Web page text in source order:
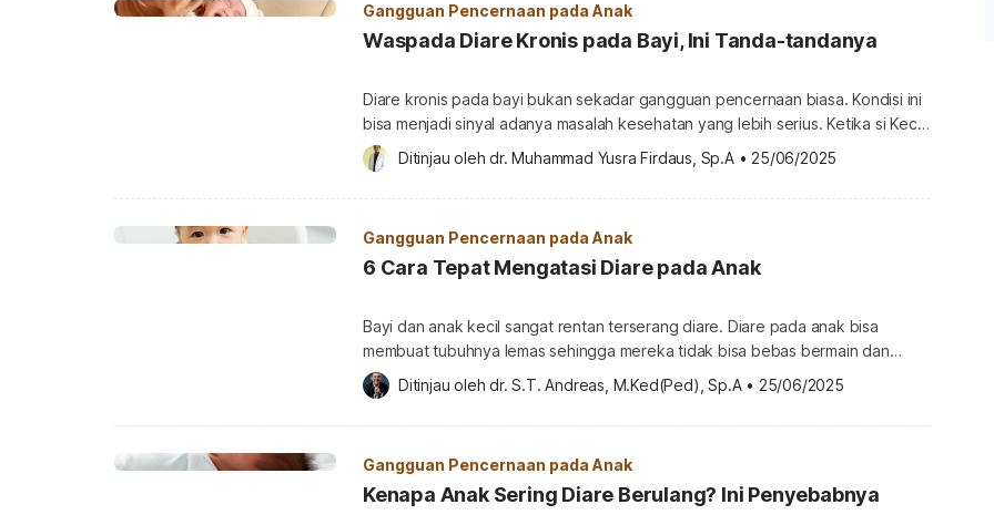
Gangguan Pencernaan pada Anak
Waspada Diare Kronis pada Bayi, Ini Tanda-tandanya
Diare kronis pada bayi bukan sekadar gangguan pencernaan biasa. Kondisi ini
bisa menjadi sinyal adanya masalah kesehatan yang lebih serius. Ketika si Kecil
terus mengalami buang air besar encer selama lebih dari dua minggu, orangtua
harus waspada. Bukan hanya karena risiko dehidrasi yang tinggi, tetapi juga
karena diare kronis dapat memengaruhi pertumbuhan dan perkembangan bayi
Ditinjau oleh dr. Muhammad Yusra Firdaus, Sp.A • 25/06/2025
Gangguan Pencernaan pada Anak
6 Cara Tepat Mengatasi Diare pada Anak
Bayi dan anak kecil sangat rentan terserang diare. Diare pada anak bisa
membuat tubuhnya lemas sehingga mereka tidak bisa bebas bermain dan
belajar dengan nyaman. Gejala diare yang parah bahkan dapat sampai
menyebabkan anak dehidrasi. Lantas, bagaimana cara mengatasi diare pada
anak di rumah? Baca ulasan selengkapnya di sini. Berbagai cara mengatasi
Ditinjau oleh dr. S.T. Andreas, M.Ked(Ped), Sp.A • 25/06/2025
Gangguan Pencernaan pada Anak
Kenapa Anak Sering Diare Berulang? Ini Penyebabnya